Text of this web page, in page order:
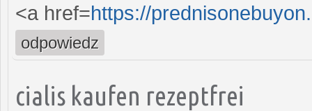
<a href=https://
odpowiedz
cialis kaufen rezeptfrei